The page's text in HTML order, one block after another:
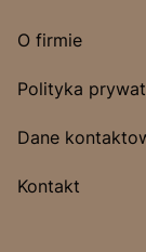
O firmie
Polityka
Dane
Kontakt